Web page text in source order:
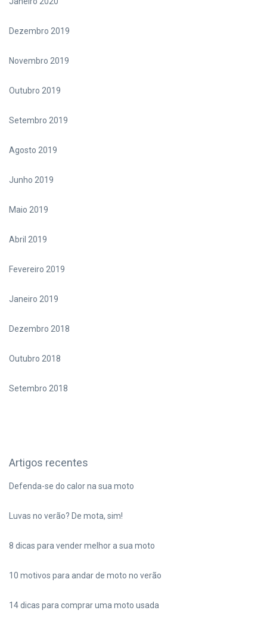
Dezembro 2019
Novembro 2019
Outubro 2019
Setembro 2019
Agosto 2019
Junho 2019
Maio 2019
Abril 2019
Fevereiro 2019
Janeiro 2019
Dezembro 2018
Outubro 2018
Setembro 2018
Artigos recentes
Defenda-se do calor na sua moto
Luvas no verão? De mota, sim!
8 dicas para vender melhor a sua moto
10 motivos para andar de moto no verão
14 dicas para comprar uma moto usada